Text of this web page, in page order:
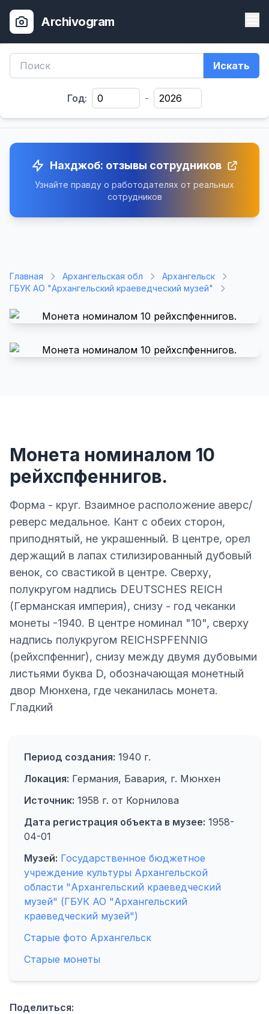
Archivogram
Искать
Год: -
Нахджоб: отзывы сотрудников
Узнайте правду о работодателях от реальных
сотрудников
Главная Архангельская обл
Архангельск
ГБУК АО "Архангельский краеведческий музей"
Монета номиналом 10
рейхспфеннигов.
Форма - круг. Взаимное расположение аверс/
реверс медальное. Кант с обеих сторон,
приподнятый, не украшенный. В центре, орел
держащий в лапах стилизированный дубовый
венок, со свастикой в центре. Сверху,
полукругом надпись DEUTSCHES REICH
(Германская империя), снизу - год чеканки
монеты -1940. В центре номинал "10", сверху
надпись полукругом REICHSPFENNIG
(рейхспфенниг), снизу между двумя дубовыми
листьями буква D, обозначающая монетный
двор Мюнхена, где чеканилась монета.
Гладкий
Период создания: 1940 г.
Локация: Германия, Бавария, г. Мюнхен
Источник: 1958 г. от Корнилова
Дата регистрация объекта в музее: 1958-
04-01
Музей: Государственное бюджетное
учреждение культуры Архангельской
области "Архангельский краеведческий
музей" (ГБУК АО "Архангельский
краеведческий музей")
Старые фото Архангельск
Старые монеты
Поделиться: